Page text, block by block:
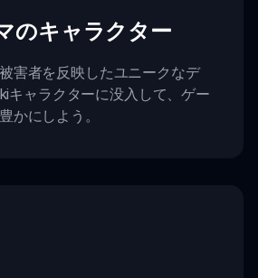
のキャラクター
害者を反映したユニークなデ
キャラクターに没入して、ゲー
かにしよう。